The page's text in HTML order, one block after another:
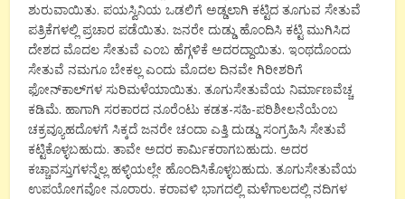
ಶುರುವಾಯಿತು. ಪಯಸ್ವಿನಿಯ ಒಡಲಿಗೆ ಅಡ್ಡಲಾಗಿ ಕಟ್ಟಿದ ತೂಗುವ ಸೇತುವೆ
ಪತ್ರಿಕೆಗಳಲ್ಲಿ ಪ್ರಚಾರ ಪಡೆಯಿತು. ಜನರೇ ದುಡ್ಡು ಹೊಂದಿಸಿ ಕಟ್ಟಿ ಮುಗಿಸಿದ
ದೇಶದ ಮೊದಲ ಸೇತುವೆ ಎಂಬ ಹೆಗ್ಗಳಿಕೆ ಅದರದ್ದಾಯಿತು. ಇಂಥದೊಂದು
ಸೇತುವೆ ನಮಗೂ ಬೇಕಲ್ಲ ಎಂದು ಮೊದಲ ದಿನವೇ ಗಿರೀಶರಿಗೆ
ಫೋನ್‍ಕಾಲ್‍ಗಳ ಸುರಿಮಳೆಯಾಯಿತು. ತೂಗುಸೇತುವೆಯ ನಿರ್ಮಾಣವೆಚ್ಚ
ಕಡಿಮೆ. ಹಾಗಾಗಿ ಸರಕಾರದ ನೂರೆಂಟು ಕಡತ-ಸಹಿ-ಪರಿಶೀಲನೆಯೆಂಬ
ಚಕ್ರವ್ಯೂಹದೊಳಗೆ ಸಿಕ್ಕದೆ ಜನರೇ ಚಂದಾ ಎತ್ತಿ ದುಡ್ಡು ಸಂಗ್ರಹಿಸಿ ಸೇತುವೆ
ಕಟ್ಟಿಕೊಳ್ಳಬಹುದು. ತಾವೇ ಅದರ ಕಾರ್ಮಿಕರಾಗಬಹುದು. ಅದರ
ಕಚ್ಚಾವಸ್ತುಗಳನ್ನೆಲ್ಲ ಹಳ್ಳಿಯಲ್ಲೇ ಹೊಂದಿಸಿಕೊಳ್ಳಬಹುದು. ತೂಗುಸೇತುವೆಯ
ಉಪಯೋಗವೋ ನೂರಾರು. ಕರಾವಳಿ ಭಾಗದಲ್ಲಿ ಮಳೆಗಾಲದಲ್ಲಿ ನದಿಗಳ